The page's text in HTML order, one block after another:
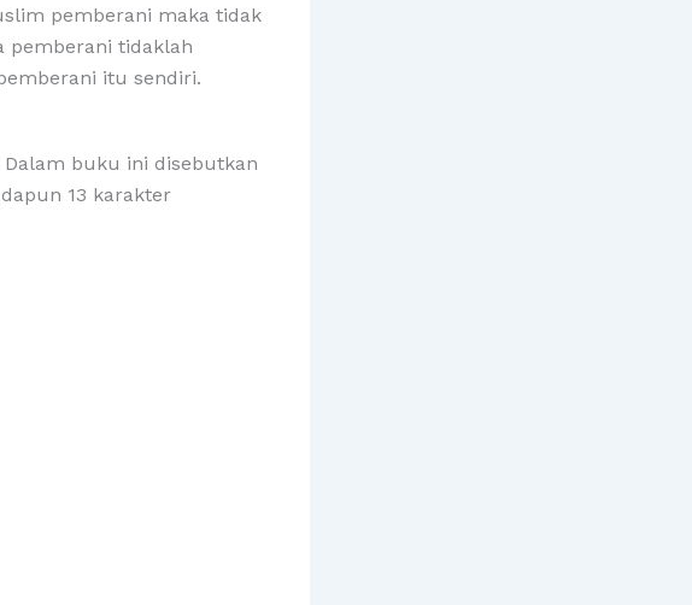
pemberani maka tidak
pemberani tidaklah
itu sendiri.
buku ini disebutkan
13 karakter